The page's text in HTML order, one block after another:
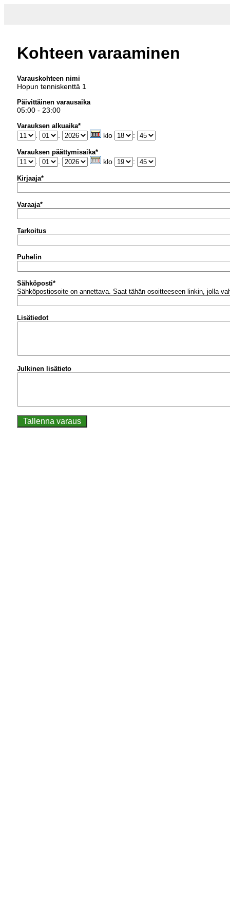
Kohteen varaaminen
Varauskohteen nimi
Hopun tenniskenttä 1
Päivittäinen varausaika
05:00 - 23:00
Varauksen alkuaika*
klo :
Varauksen päättymisaika*
klo :
Kirjaaja*
Varaaja*
Tarkoitus
Puhelin
Sähköposti*
Sähköpostiosoite on annettava. Saat tähän osoitteeseen linkin, jolla
Lisätiedot
Julkinen lisätieto